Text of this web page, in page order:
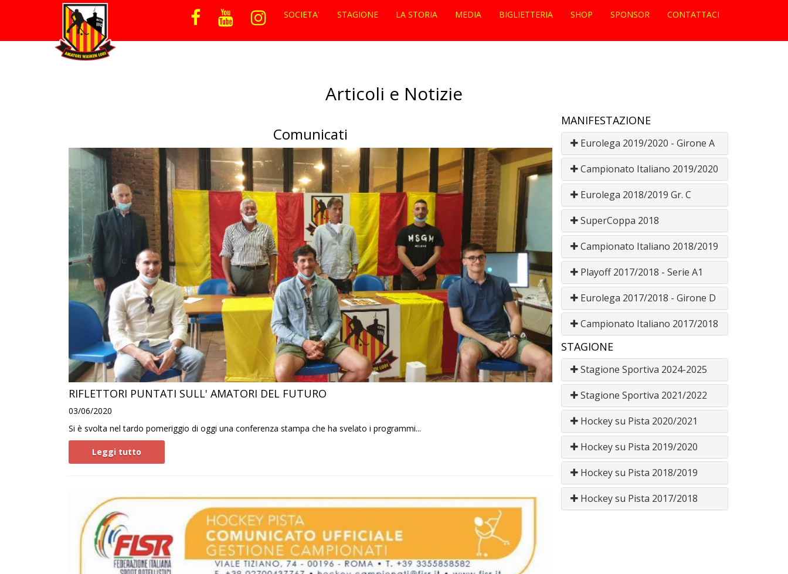
SOCIETA' STAGIONE LA STORIA MEDIA BIGLIETTERIA SHOP SPONSOR CONTATTACI
Articoli e Notizie
Comunicati
RIFLETTORI PUNTATI SULL' AMATORI DEL FUTURO
03/06/2020
Si è svolta nel tardo pomeriggio di oggi una conferenza stampa che ha svelato i programmi...
Leggi tutto
MANIFESTAZIONE
Eurolega 2019/2020 - Girone A
Campionato Italiano 2019/2020
Eurolega 2018/2019 Gr. C
SuperCoppa 2018
Campionato Italiano 2018/2019
Playoff 2017/2018 - Serie A1
Eurolega 2017/2018 - Girone D
Campionato Italiano 2017/2018
STAGIONE
Stagione Sportiva 2024-2025
Stagione Sportiva 2021/2022
Hockey su Pista 2020/2021
Hockey su Pista 2019/2020
Hockey su Pista 2018/2019
Hockey su Pista 2017/2018